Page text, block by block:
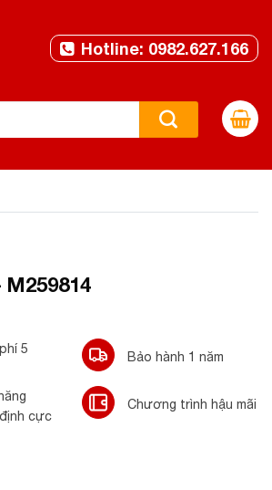
Hotline: 0982.627.166
M259814
5
Bảo hành 1 năm
cực
Chương trình hậu mãi